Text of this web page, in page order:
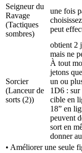
Seigneur du
Ravage
(Tactiques
sombres)
une fois
peut
Sorcier
(Lanceur de
sorts (2))
obtient 2
mais ne
À tout
jetons
un ou
1D6 : sur
cible en
18” en
peuvent
sort en
donner
• Améliorer une seule